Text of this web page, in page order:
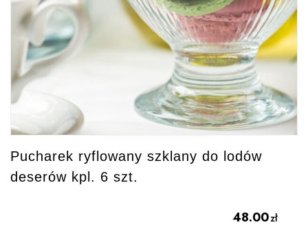
Pucharek ryflowany szklany do lodów
deserów kpl. 6 szt.
48.00zł